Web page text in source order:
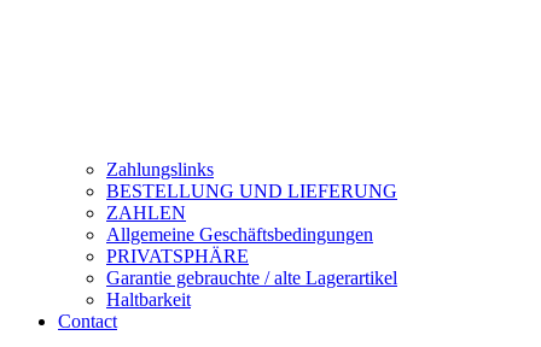
Zahlungslinks
BESTELLUNG UND LIEFERUNG
ZAHLEN
Allgemeine Geschäftsbedingungen
PRIVATSPHÄRE
Garantie gebrauchte / alte Lagerartikel
Haltbarkeit
Contact